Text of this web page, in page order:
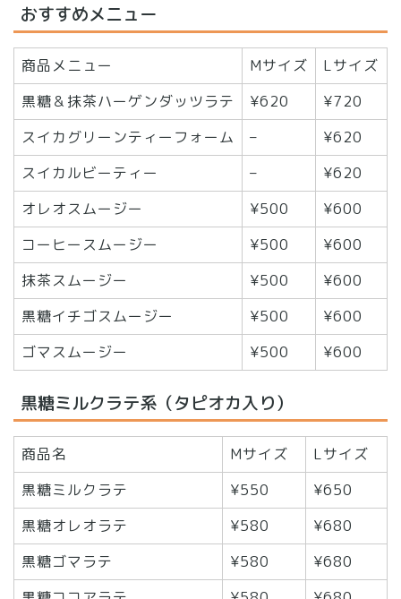
おすすめメニュー
商品メニュー Mサイズ
Lサイズ
黒糖＆抹茶ハーゲンダッツラテ
¥620
¥720
スイカグリーンティーフォーム
–
¥620
スイカルビーティー
–
¥620
オレオスムージー
¥500
¥600
コーヒースムージー
¥500
¥600
抹茶スムージー
¥500
¥600
黒糖イチゴスムージー
¥500
¥600
ゴマスムージー
¥500 ¥600
黒糖ミルクラテ系（タピオカ入り）
商品名 Mサイズ
Lサイズ
黒糖ミルクラテ
¥550
¥650
黒糖オレオラテ
¥580
¥680
黒糖ゴマラテ
¥580
¥680